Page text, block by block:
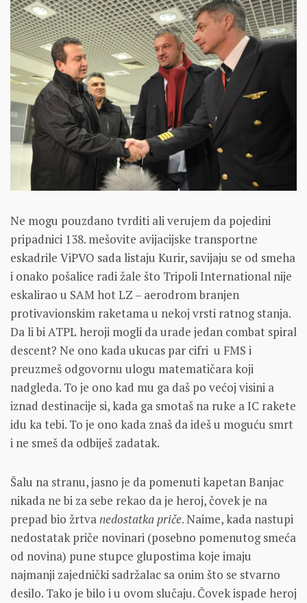
Ne mogu pouzdano tvrditi ali verujem da pojedini
pripadnici 138. mešovite avijacijske transportne
eskadrile ViPVO sada listaju Kurir, savijaju se od smeha
i onako pošalice radi žale što Tripoli International nije
eskalirao u SAM hot LZ – aerodrom branjen
protivavionskim raketama u nekoj vrsti ratnog stanja.
Da li bi ATPL heroji mogli da urade jedan combat spiral
descent? Ne ono kada ukucas par cifri u FMS i
preuzmeš odgovornu ulogu matematičara koji
nadgleda. To je ono kad mu ga daš po većoj visini a
iznad destinacije si, kada ga smotaš na ruke a IC rakete
idu ka tebi. To je ono kada znaš da ideš u moguću smrt
i ne smeš da odbiješ zadatak.
Šalu na stranu, jasno je da pomenuti kapetan Banjac
nikada ne bi za sebe rekao da je heroj, čovek je na
prepad bio žrtvanedostatka priče. Naime, kada nastupi
nedostatak priče novinari (posebno pomenutog smeća
od novina) pune stupce glupostima koje imaju
najmanji zajednički sadržalac sa onim što se stvarno
desilo. Tako je bilo i u ovom slučaju. Čovek ispade heroj